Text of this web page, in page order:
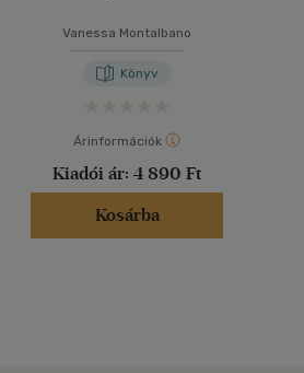
Vanessa Montalbano
Könyv
Árinformációk
Kiadói ár: 4 890 Ft
Kosárba